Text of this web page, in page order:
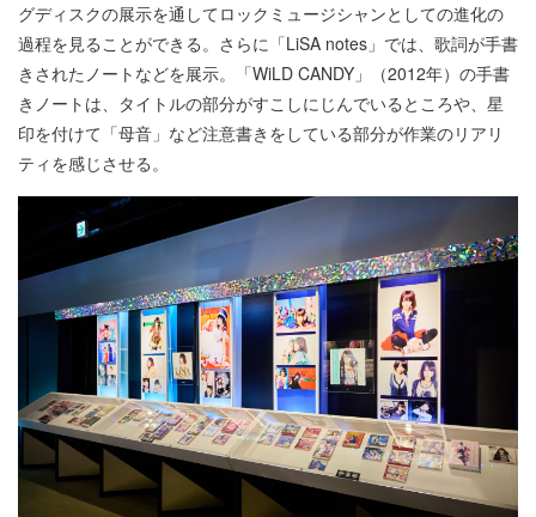
グディスクの展示を通してロックミュージシャンとしての進化の
過程を見ることができる。さらに「LiSA notes」では、歌詞が手書
きされたノートなどを展示。「WiLD CANDY」（2012年）の手書
きノートは、タイトルの部分がすこしにじんでいるところや、星
印を付けて「母音」など注意書きをしている部分が作業のリアリ
ティを感じさせる。